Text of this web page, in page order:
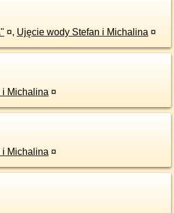
¤, Ujęcie wody Stefan i Michalina ¤
i Michalina ¤
i Michalina ¤